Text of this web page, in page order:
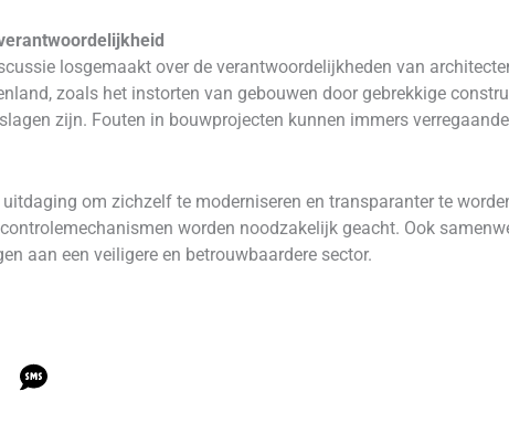
losgemaakt over de verantwoordelijkheden van
zoals het instorten van gebouwen door gebrekkige
zijn. Fouten in bouwprojecten kunnen immers
om zichzelf te moderniseren en transparanter te
worden noodzakelijk geacht. Ook
aan een veiligere en betrouwbaardere sector.